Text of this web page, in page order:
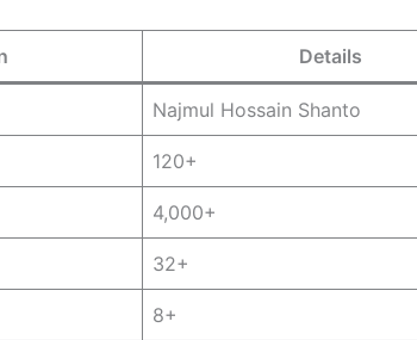
Details
Najmul Hossain Shanto
120+
4,000+
32+
8+